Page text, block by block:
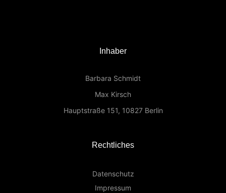
Inhaber
Barbara Schmidt
Max Kirsch
Hauptstraße 151, 10827 Berlin
Rechtliches
Datenschutz
Impressum